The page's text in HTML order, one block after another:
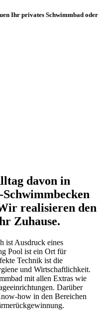
Ihr privates Schwimmbad oder
davon in
realisieren den
Zuhause.
ist Ausdruck eines
Pool ist ein Ort für
Technik ist die
und Wirtschaftlichkeit.
mit allen Extras wie
Darüber
how in den Bereichen